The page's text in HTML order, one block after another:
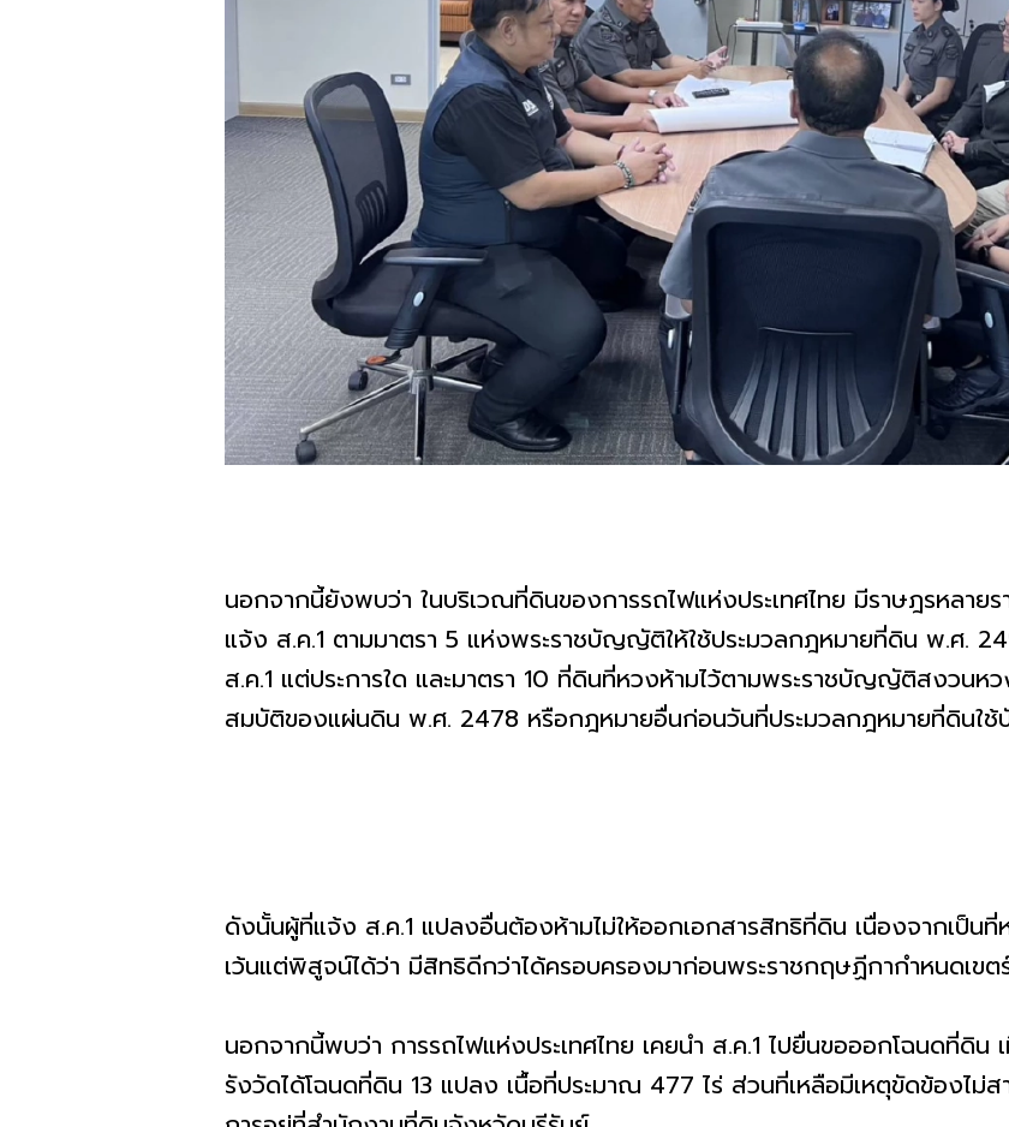
นอกจากนี้ยังพบว่า ในบริเวณที่ดินของการรถไฟแห่งประเทศไทย มีราษฎรหลายร
แจ้ง ส.ค.1 ตามมาตรา 5 แห่งพระราชบัญญัติให้ใช้ประมวลกฎหมายที่ดิน พ.ศ.
ส.ค.1 แต่ประการใด และมาตรา 10 ที่ดินที่หวงห้ามไว้ตามพระราชบัญญัติสงวนห
สมบัติของแผ่นดิน พ.ศ. 2478 หรือกฎหมายอื่นก่อนวันที่ประมวลกฎหมายที่ดินใช้
ดังนั้นผู้ที่แจ้ง ส.ค.1 แปลงอื่นต้องห้ามไม่ให้ออกเอกสารสิทธิที่ดิน เนื่องจากเป็นที่
เว้นแต่พิสูจน์ได้ว่า มีสิทธิดีกว่าได้ครอบครองมาก่อนพระราชกฤษฏีกากำหนดเข
นอกจากนี้พบว่า การรถไฟแห่งประเทศไทย เคยนำ ส.ค.1 ไปยื่นขอออกโฉนดที่ดิน
รังวัดได้โฉนดที่ดิน 13 แปลง เนื้อที่ประมาณ 477 ไร่ ส่วนที่เหลือมีเหตุขัดข้องไม่ส